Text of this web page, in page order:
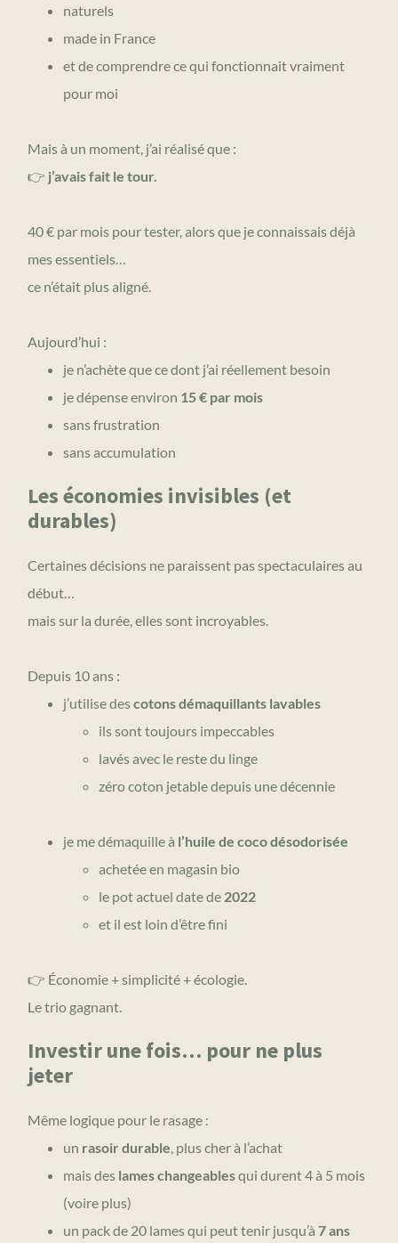
naturels
made in France
et de comprendre ce qui fonctionnait vraiment
pour moi
Mais à un moment, j’ai réalisé que :
👉 j’avais fait le tour.
40 € par mois pour tester, alors que je connaissais déjà
mes essentiels…
ce n’était plus aligné.
Aujourd’hui :
je n’achète que ce dont j’ai réellement besoin
je dépense environ 15 € par mois
sans frustration
sans accumulation
Les économies invisibles (et
durables)
Certaines décisions ne paraissent pas spectaculaires au
début…
mais sur la durée, elles sont incroyables.
Depuis 10 ans :
j’utilise descotons démaquillants lavables
ils sont toujours impeccables
lavés avec le reste du linge
zéro coton jetable depuis une décennie
je me démaquille à l’huile de coco désodorisée
achetée en magasin bio
le pot actuel date de 2022
et il est loin d’être fini
👉 Économie + simplicité + écologie.
Le trio gagnant.
Investir une fois… pour ne plus
jeter
Même logique pour le rasage :
un rasoir durable, plus cher à l’achat
mais des lames changeablesqui durent 4 à 5 mois
(voire plus)
un pack de 20 lames qui peut tenir jusqu’à 7 ans